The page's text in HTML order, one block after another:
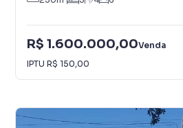
R$ 1.600.000,00Venda
IPTU R$ 150,00